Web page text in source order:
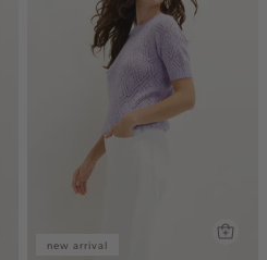
new arrival